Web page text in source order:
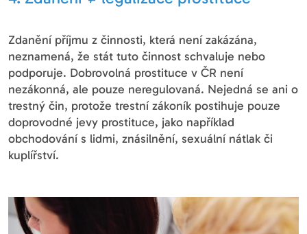
Zdanění příjmu z činnosti, která není zakázána,
neznamená, že stát tuto činnost schvaluje nebo
podporuje. Dobrovolná prostituce v ČR není
nezákonná, ale pouze neregulovaná. Nejedná se ani o
trestný čin, protože trestní zákoník postihuje pouze
doprovodné jevy prostituce, jako například
obchodování s lidmi, znásilnění, sexuální nátlak či
kuplířství.